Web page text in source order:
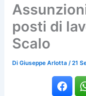
posti di
Scalo
DiGiuseppe Arlotta /21